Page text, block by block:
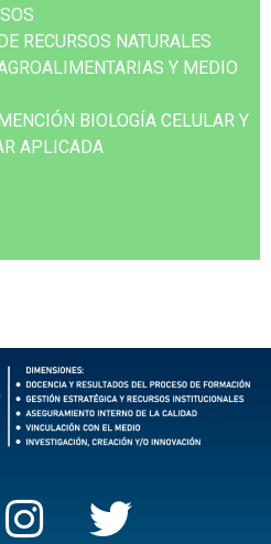
RECURSOS NATURALES
Y MEDIO
BIOLOGÍA CELULAR Y
APLICADA